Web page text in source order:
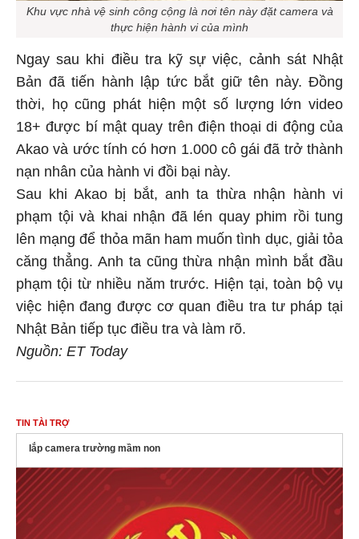
Khu vực nhà vệ sinh công cộng là nơi tên này đặt camera và
thực hiện hành vi của mình
Ngay sau khi điều tra kỹ sự việc, cảnh sát Nhật
Bản đã tiến hành lập tức bắt giữ tên này. Đồng
thời, họ cũng phát hiện một số lượng lớn video
18+ được bí mật quay trên điện thoại di động của
Akao và ước tính có hơn 1.000 cô gái đã trở thành
nạn nhân của hành vi đồi bại này.
Sau khi Akao bị bắt, anh ta thừa nhận hành vi
phạm tội và khai nhận đã lén quay phim rồi tung
lên mạng để thỏa mãn ham muốn tình dục, giải tỏa
căng thẳng. Anh ta cũng thừa nhận mình bắt đầu
phạm tội từ nhiều năm trước. Hiện tại, toàn bộ vụ
việc hiện đang được cơ quan điều tra tư pháp tại
Nhật Bản tiếp tục điều tra và làm rõ.
Nguồn: ET Today
TIN TÀI TRỢ
lắp camera trường mầm non